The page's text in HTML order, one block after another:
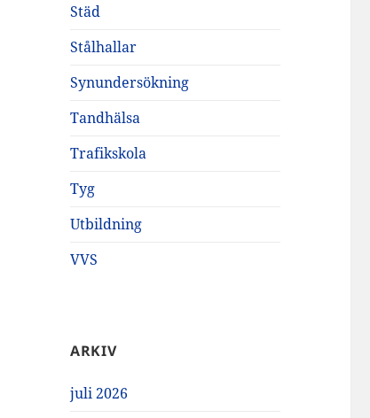
Städ
Stålhallar
Synundersökning
Tandhälsa
Trafikskola
Tyg
Utbildning
VVS
ARKIV
juli 2026